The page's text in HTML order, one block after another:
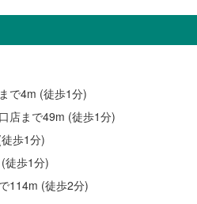
で4m (徒歩1分)
店まで49m (徒歩1分)
歩1分)
徒歩1分)
114m (徒歩2分)